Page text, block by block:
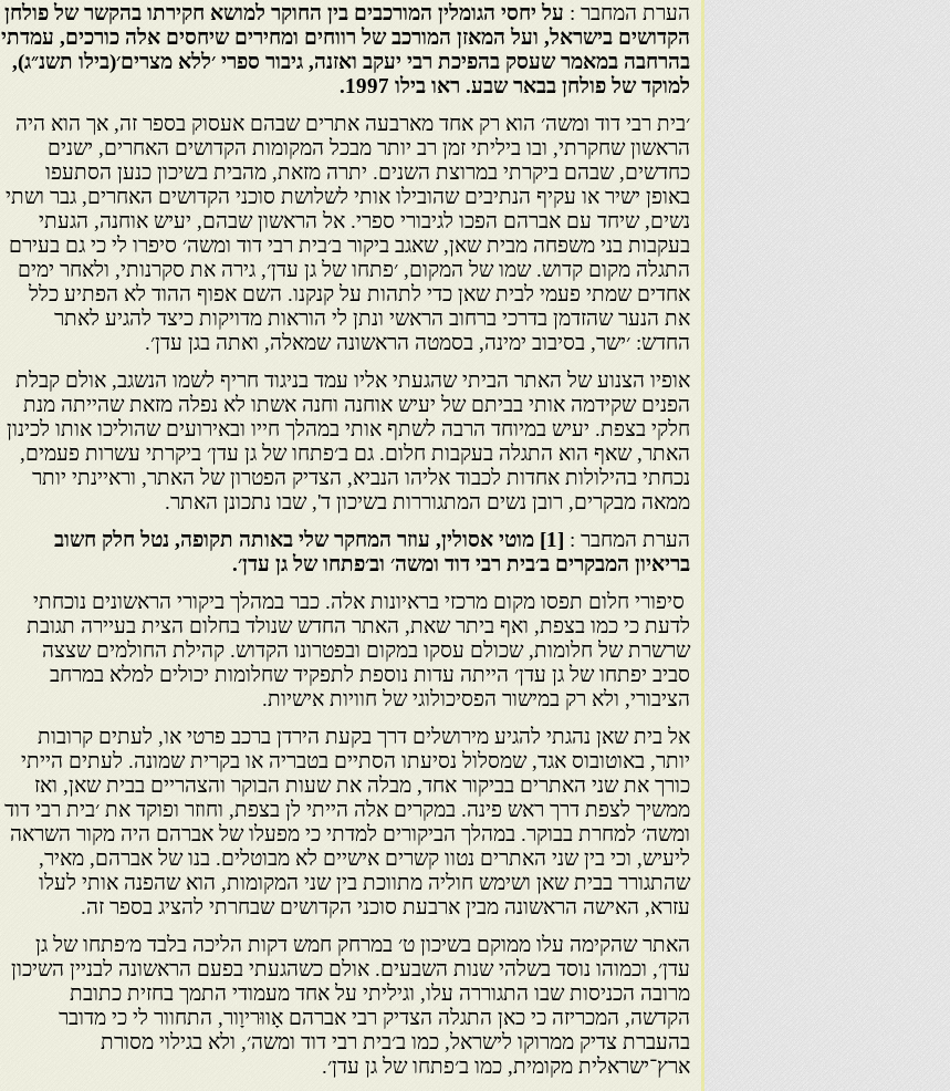
הערת המחבר : על יחסי הגומלין המורכבים בין החוקר למושא חקירתו בהקשר של פולחן
הקדושים בישראל, ועל המאזן המורכב של רווחים ומחירים שיחסים אלה כורכים, עמדתי
בהרחבה במאמר שעסק בהפיכת רבי יעקב ואזנה, גיבור ספרי ׳ללא מצרים׳(בילו תשנ״ג),
למוקד של פולחן בבאר שבע. ראו בילו 1997.
׳בית רבי דוד ומשה׳ הוא רק אחד מארבעה אתרים שבהם אעסוק בספר זה, אך הוא היה
הראשון שחקרתי, ובו ביליתי זמן רב יותר מבכל המקומות הקדושים האחרים, ישנים
כחדשים, שבהם ביקרתי במרוצת השנים. יתרה מזאת, מהבית בשיכון כנען הסתעפו
באופן ישיר או עקיף הנתיבים שהובילו אותי לשלושת סוכני הקדושים האחרים, גבר ושתי
נשים, שיחד עם אברהם הפכו לגיבורי ספרי. אל הראשון שבהם, יעיש אוחנה, הגעתי
בעקבות בני משפחה מבית שאן, שאגב ביקור ב׳בית רבי דוד ומשה׳ סיפרו לי כי גם בעירם
התגלה מקום קדוש. שמו של המקום, ׳פתחו של גן עדן׳, גירה את סקרנותי, ולאחר ימים
אחדים שמתי פעמי לבית שאן כדי לתהות על קנקנו. השם אפוף ההוד לא הפתיע כלל
את הנער שהזדמן בדרכי ברחוב הראשי ונתן לי הוראות מדויקות כיצד להגיע לאתר
החדש: ׳ישר, בסיבוב ימינה, בסמטה הראשונה שמאלה, ואתה בגן עדן׳.
אופיו הצנוע של האתר הביתי שהגעתי אליו עמד בניגוד חריף לשמו הנשגב, אולם קבלת
הפנים שקידמה אותי בביתם של יעיש אוחנה וחנה אשתו לא נפלה מזאת שהייתה מנת
חלקי בצפת. יעיש במיוחד הרבה לשתף אותי במהלך חייו ובאירועים שהוליכו אותו לכינון
האתר, שאף הוא התגלה בעקבות חלום. גם ב׳פתחו של גן עדן׳ ביקרתי עשרות פעמים,
נכחתי בהילולות אחדות לכבוד אליהו הנביא, הצדיק הפטרון של האתר, וראיינתי יותר
ממאה מבקרים, רובן נשים המתגוררות בשיכון ד', שבו נתכונן האתר.
הערת המחבר : [1]
מוטי אסולין, עוזר המחקר שלי באותה תקופה, נטל חלק חשוב
בריאיון המבקרים ב׳בית רבי דוד ומשה׳ וב׳פתחו של גן עדן׳.
סיפורי חלום תפסו מקום מרכזי בראיונות אלה. כבר במהלך ביקורי הראשונים נוכחתי
לדעת כי כמו בצפת, ואף ביתר שאת, האתר החדש שנולד בחלום הצית בעיירה תגובת
שרשרת של חלומות, שכולם עסקו במקום ובפטרונו הקדוש. קהילת החולמים שצצה
סביב יפתחו של גן עדן׳ הייתה עדות נוספת לתפקיד שחלומות יכולים למלא במרחב
הציבורי, ולא רק במישור הפסיכולוגי של חוויות אישיות.
אל בית שאן נהגתי להגיע מירושלים דרך בקעת הירדן ברכב פרטי או, לעתים קרובות
יותר, באוטובוס אגד, שמסלול נסיעתו הסתיים בטבריה או בקרית שמונה. לעתים הייתי
כורך את שני האתרים בביקור אחד, מבלה את שעות הבוקר והצהריים בבית שאן, ואז
ממשיך לצפת דרך ראש פינה. במקרים אלה הייתי לן בצפת, וחוזר ופוקד את ׳בית רבי דוד
ומשה׳ למחרת בבוקר. במהלך הביקורים למדתי כי מפעלו של אברהם היה מקור השראה
ליעיש, וכי בין שני האתרים נטוו קשרים אישיים לא מבוטלים. בנו של אברהם, מאיר,
שהתגורר בבית שאן ושימש חוליה מתווכת בין שני המקומות, הוא שהפנה אותי לעלו
עזרא, האישה הראשונה מבין ארבעת סוכני הקדושים שבחרתי להציג בספר זה.
האתר שהקימה עלו ממוקם בשיכון ט׳ במרחק חמש דקות הליכה בלבד מ׳פתחו של גן
עדן׳, וכמוהו נוסד בשלהי שנות השבעים. אולם כשהגעתי בפעם הראשונה לבניין השיכון
מרובה הכניסות שבו התגוררה עלו, וגיליתי על אחד מעמודי התמך בחזית כתובת
הקדשה, המכריזה כי כאן התגלה הצדיק רבי אברהם אָווּריוָור, התחוור לי כי מדובר
בהעברת צדיק ממרוקו לישראל, כמו ב׳בית רבי דוד ומשה׳, ולא בגילוי מסורת
ארץ־ישראלית מקומית, כמו ב׳פתחו של גן עדן׳.